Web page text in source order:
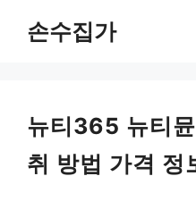
손수집가
뉴티365 뉴티
취 방법 가격 정